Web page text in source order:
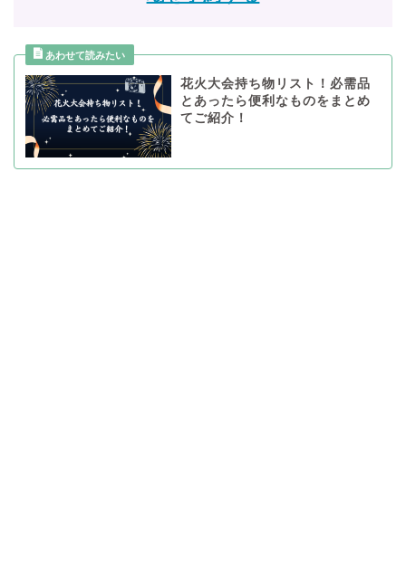
花火大会持ち物リスト！必需品
とあったら便利なものをまとめ
てご紹介！